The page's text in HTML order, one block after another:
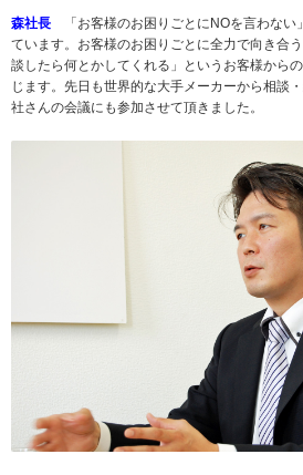
森社長 「お客様のお困りごとにNOを言わない
ています。お客様のお困りごとに全力で向き合
談したら何とかしてくれる」というお客様から
じます。先日も世界的な大手メーカーから相談
社さんの会議にも参加させて頂きました。